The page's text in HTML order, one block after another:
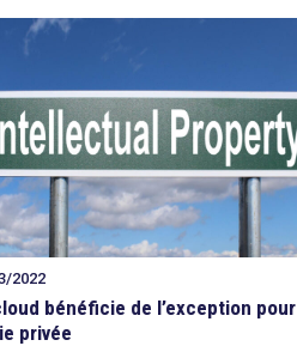
2022
bénéficie de l’exception pour
privée